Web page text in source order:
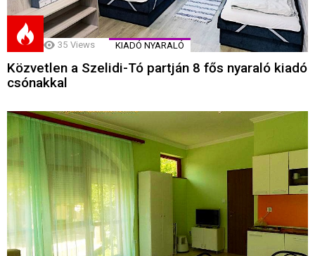
35 Views KIADÓ NYARALÓ
Közvetlen a Szelidi-Tó partján 8 fős nyaraló kiadó
csónakkal